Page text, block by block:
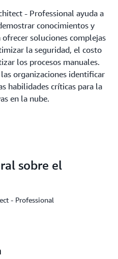
- Professional ayuda a
conocimientos y
soluciones complejas
la seguridad, el costo
los procesos manuales.
organizaciones identificar
habilidades críticas para la
en la nube.
sobre el
- Professional